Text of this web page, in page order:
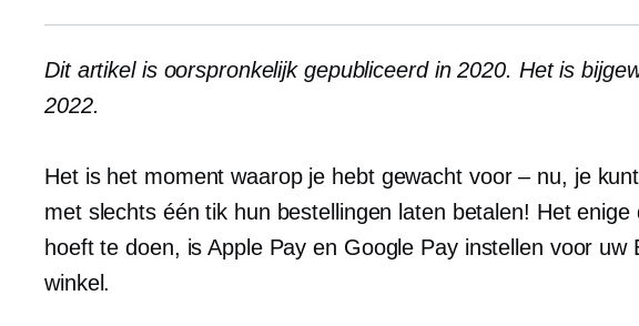
Dit artikel is oorspronkelijk gepubliceerd in 2020. Het is
2022.
Het is het moment waarop je hebt gewacht voor – nu, je
met slechts één tik hun bestellingen laten betalen! Het enige
hoeft te doen, is Apple Pay en Google Pay instellen voor uw
winkel.